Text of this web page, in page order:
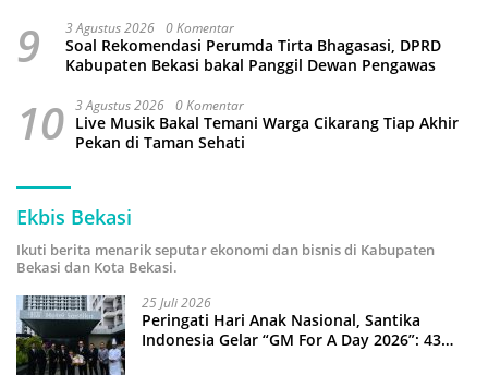
9 3 Agustus 2026 0 Komentar
Soal Rekomendasi Perumda Tirta Bhagasasi, DPRD
Kabupaten Bekasi bakal Panggil Dewan Pengawas
10 3 Agustus 2026 0 Komentar
Live Musik Bakal Temani Warga Cikarang Tiap Akhir
Pekan di Taman Sehati
Ekbis Bekasi
Ikuti berita menarik seputar ekonomi dan bisnis di Kabupaten
Bekasi dan Kota Bekasi.
25 Juli 2026
Peringati Hari Anak Nasional, Santika
Indonesia Gelar “GM For A Day 2026”: 43